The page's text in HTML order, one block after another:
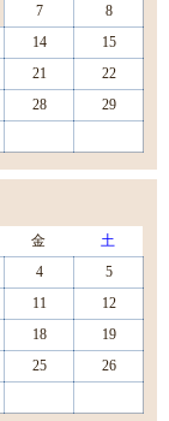
7
8
14
15
21
22
28
29
金
土
4
5
11
12
18
19
25
26